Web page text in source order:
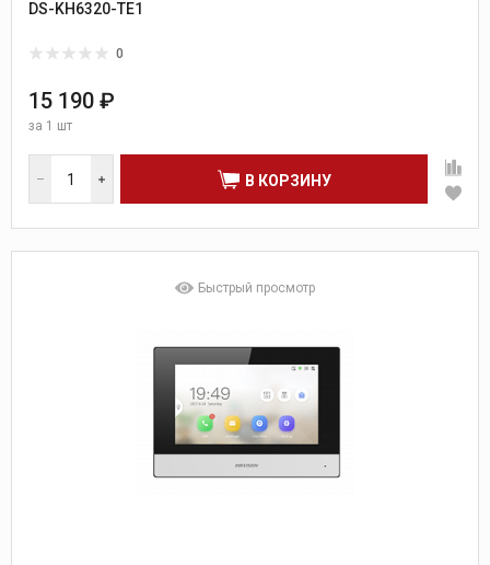
DS-KH6320-TE1
0
15 190 ₽
за 1 шт
В КОРЗИНУ
Быстрый просмотр